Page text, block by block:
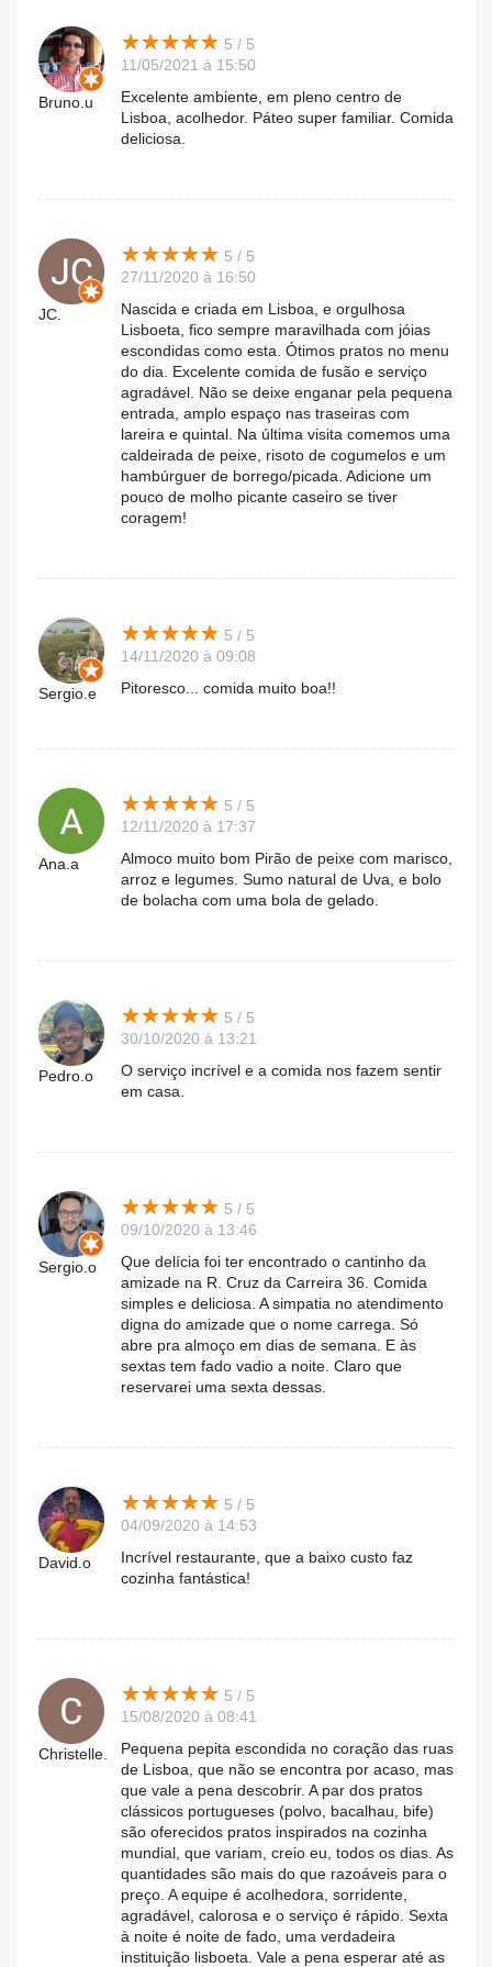
Bruno.u
★★★★★
★★★★★ 5 / 5
11/05/2021 à 15:50
Excelente ambiente, em pleno centro de
Lisboa, acolhedor. Páteo super familiar. Comida
deliciosa.
JC.
★★★★★
★★★★★ 5 / 5
27/11/2020 à 16:50
Nascida e criada em Lisboa, e orgulhosa
Lisboeta, fico sempre maravilhada com jóias
escondidas como esta. Ótimos pratos no menu
do dia. Excelente comida de fusão e serviço
agradável. Não se deixe enganar pela pequena
entrada, amplo espaço nas traseiras com
lareira e quintal. Na última visita comemos uma
caldeirada de peixe, risoto de cogumelos e um
hambúrguer de borrego/picada. Adicione um
pouco de molho picante caseiro se tiver
coragem!
Sergio.e
★★★★★
★★★★★ 5 / 5
14/11/2020 à 09:08
Pitoresco... comida muito boa!!
Ana.a
★★★★★
★★★★★ 5 / 5
12/11/2020 à 17:37
Almoco muito bom Pirão de peixe com marisco,
arroz e legumes. Sumo natural de Uva, e bolo
de bolacha com uma bola de gelado.
Pedro.o
★★★★★
★★★★★ 5 / 5
30/10/2020 à 13:21
O serviço incrível e a comida nos fazem sentir
em casa.
Sergio.o
★★★★★
★★★★★ 5 / 5
09/10/2020 à 13:46
Que delícia foi ter encontrado o cantinho da
amizade na R. Cruz da Carreira 36. Comida
simples e deliciosa. A simpatia no atendimento
digna do amizade que o nome carrega. Só
abre pra almoço em dias de semana. E às
sextas tem fado vadio a noite. Claro que
reservarei uma sexta dessas.
David.o
★★★★★
★★★★★ 5 / 5
04/09/2020 à 14:53
Incrível restaurante, que a baixo custo faz
cozinha fantástica!
Christelle.
★★★★★
★★★★★ 5 / 5
15/08/2020 à 08:41
Pequena pepita escondida no coração das ruas
de Lisboa, que não se encontra por acaso, mas
que vale a pena descobrir. A par dos pratos
clássicos portugueses (polvo, bacalhau, bife)
são oferecidos pratos inspirados na cozinha
mundial, que variam, creio eu, todos os dias. As
quantidades são mais do que razoáveis ​​para o
preço. A equipe é acolhedora, sorridente,
agradável, calorosa e o serviço é rápido. Sexta
à noite é noite de fado, uma verdadeira
instituição lisboeta. Vale a pena esperar até as